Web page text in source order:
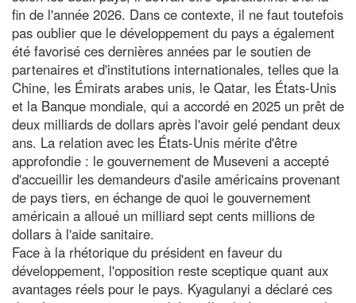
fin de l'année 2026. Dans ce contexte, il ne faut toutefois
pas oublier que le développement du pays a également
été favorisé ces dernières années par le soutien de
partenaires et d'institutions internationales, telles que la
Chine, les Émirats arabes unis, le Qatar, les États-Unis
et la Banque mondiale, qui a accordé en 2025 un prêt de
deux milliards de dollars après l'avoir gelé pendant deux
ans. La relation avec les États-Unis mérite d'être
approfondie : le gouvernement de Museveni a accepté
d'accueillir les demandeurs d'asile américains provenant
de pays tiers, en échange de quoi le gouvernement
américain a alloué un milliard sept cents millions de
dollars à l'aide sanitaire.
Face à la rhétorique du président en faveur du
développement, l'opposition reste sceptique quant aux
avantages réels pour le pays. Kyagulanyi a déclaré ces